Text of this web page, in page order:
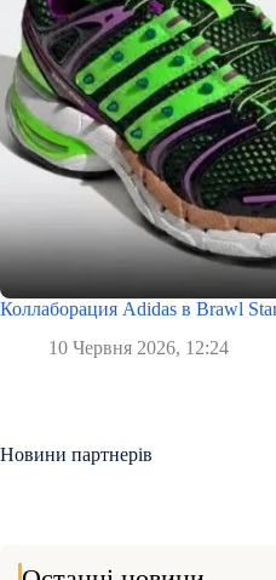
Коллаборация Adidas в Brawl
10 Червня 2026, 12:24
Новини партнерів